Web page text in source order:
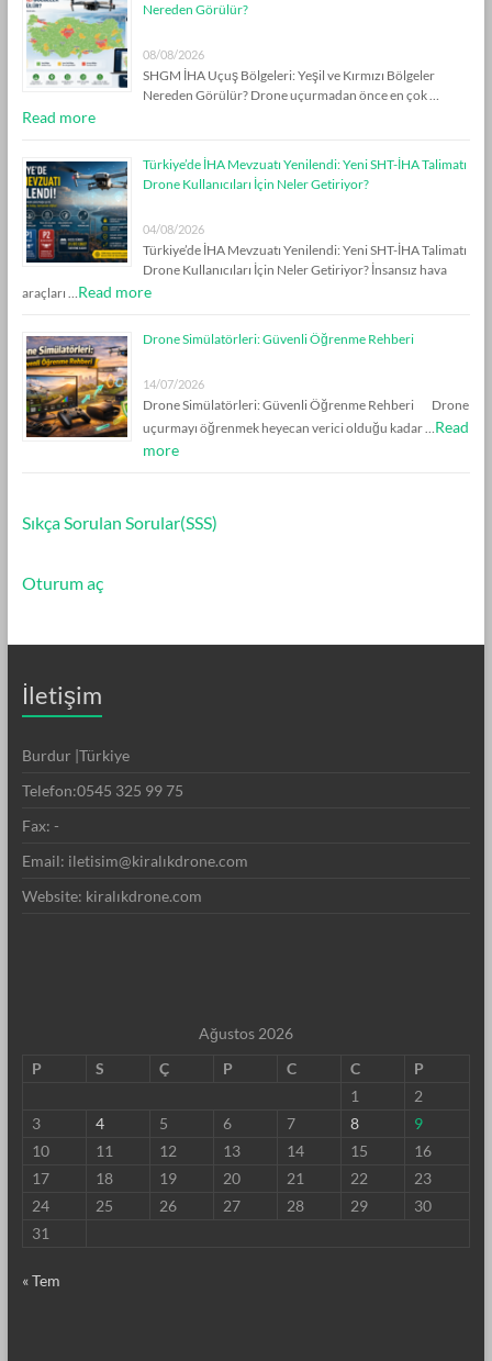
Nereden Görülür?
08/08/2026
SHGM İHA Uçuş Bölgeleri: Yeşil ve Kırmızı Bölgeler
Nereden Görülür? Drone uçurmadan önce en çok …
Read more
Türkiye’de İHA Mevzuatı Yenilendi: Yeni SHT-İHA Talimatı
Drone Kullanıcıları İçin Neler Getiriyor?
04/08/2026
Türkiye’de İHA Mevzuatı Yenilendi: Yeni SHT-İHA Talimatı
Drone Kullanıcıları İçin Neler Getiriyor? İnsansız hava
araçları …Read more
Drone Simülatörleri: Güvenli Öğrenme Rehberi
14/07/2026
Drone Simülatörleri: Güvenli Öğrenme Rehberi Drone
uçurmayı öğrenmek heyecan verici olduğu kadar …Read
more
Sıkça Sorulan Sorular(SSS)
Oturum aç
İletişim
Burdur |Türkiye
Telefon:0545 325 99 75
Fax: -
Email: iletisim@kiralıkdrone.com
Website: kiralıkdrone.com
Ağustos 2026
P
S Ç P C C
P
1
2
3
4 5 6 7 8
9
10
11 12 13 14 15
16
17
18 19 20 21 22
23
24
25 26 27 28 29
30
31
« Tem